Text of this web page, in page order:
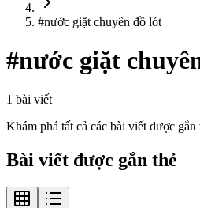
#nước giặt chuyên đồ lót
#nước giặt
1 bài viết
Khám phá tất cả các bài viết được gắn
Bài viết được gắn thẻ